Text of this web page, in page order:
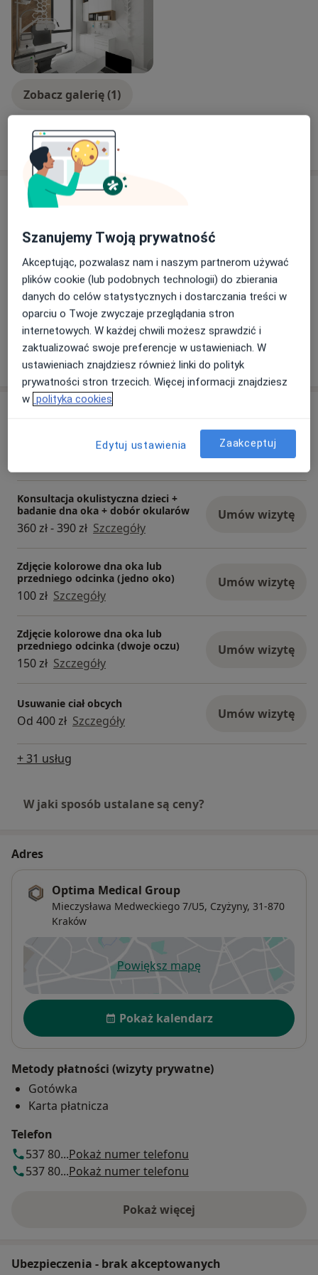
życia.
Zobacz galerię (1)
Aktualności
Mieczysława Medweckiego 7/U5, 31-870 Kraków
Przyjmuję dorosłych i dzieci od 5 roku życia.
Usuwam gradówki, kępki żółte i wykonuję
plastykę powiek po wcześniejszej kwalifikacji.
Konsultacje odbywają się w języku polskim.
Dokumentacja wydawana jest w języku polskim.
06/10/2025
Usługi i ceny
Konsultacja okulistyczna
Umów wizytę
Konsultacja okulistyczna dzieci +
badanie dna oka + dobór okularów
360 zł - 390 zł Szczegóły
Umów wizytę
Zdjęcie kolorowe dna oka lub
przedniego odcinka (jedno oko)
100 zł Szczegóły
Umów wizytę
Zdjęcie kolorowe dna oka lub
przedniego odcinka (dwoje oczu)
150 zł Szczegóły
Umów wizytę
Usuwanie ciał obcych
Od 400 zł Szczegóły Umów wizytę
+ 31 usług
W jaki sposób ustalane są ceny?
Adres
Optima Medical Group
Mieczysława Medweckiego 7/U5, Czyżyny, 31-870
Kraków
Powiększ mapęotwiera się w nowej karcie
Dostępność
Pokaż kalendarz
Metody płatności (wizyty prywatne)
Gotówka
Karta płatnicza
Telefon
537 80...Pokaż numer telefonu
537 80...Pokaż numer telefonu
Pokaż więcej
o adresie
Ubezpieczenia - brak akceptowanych
Szanujemy Twoją prywatność
Akceptując, pozwalasz nam i naszym partnerom używać
plików cookie (lub podobnych technologii) do zbierania
danych do celów statystycznych i dostarczania treści w
oparciu o Twoje zwyczaje przeglądania stron
internetowych. W każdej chwili możesz sprawdzić i
zaktualizować swoje preferencje w ustawieniach. W
ustawieniach znajdziesz również linki do polityk
prywatności stron trzecich. Więcej informacji znajdziesz
w polityka cookies
Edytuj ustawienia Zaakceptuj